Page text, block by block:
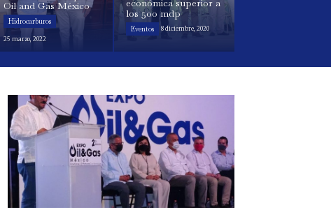
Oil and Gas México
Hidrocarburos
25 marzo, 2022
económica superior a
los 500 mdp
Eventos 8 diciembre, 2020